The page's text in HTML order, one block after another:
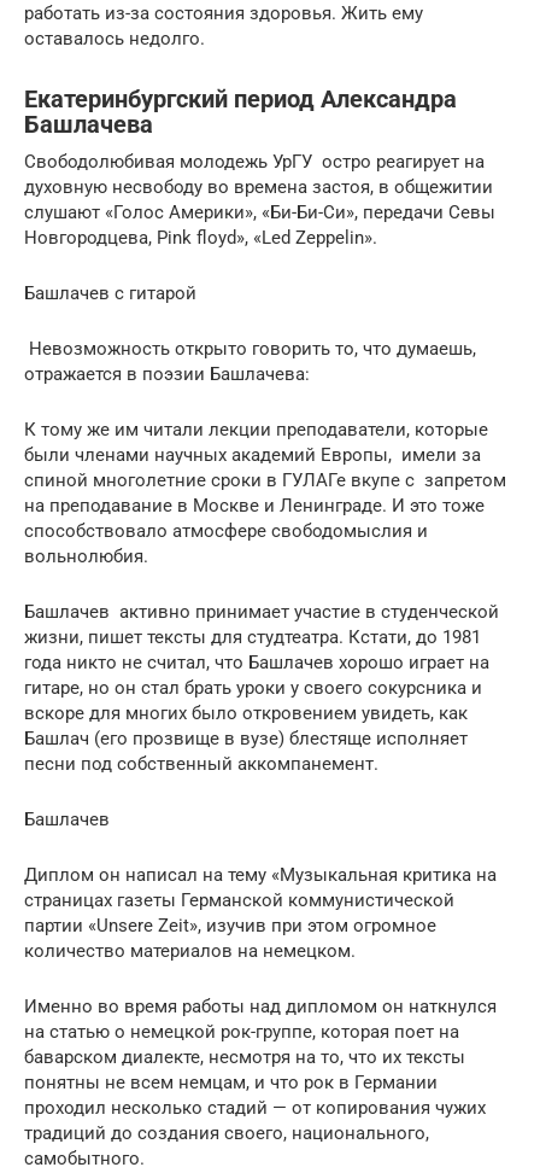
работать из-за состояния здоровья. Жить ему
оставалось недолго.
Екатеринбургский период Александра
Башлачева
Свободолюбивая молодежь УрГУ остро реагирует на
духовную несвободу во времена застоя, в общежитии
слушают «Голос Америки», «Би-Би-Си», передачи Севы
Новгородцева, Pink floyd», «Led Zeppelin».
Башлачев с гитарой
Невозможность открыто говорить то, что думаешь,
отражается в поэзии Башлачева:
К тому же им читали лекции преподаватели, которые
были членами научных академий Европы, имели за
спиной многолетние сроки в ГУЛАГе вкупе с запретом
на преподавание в Москве и Ленинграде. И это тоже
способствовало атмосфере свободомыслия и
вольнолюбия.
Башлачев активно принимает участие в студенческой
жизни, пишет тексты для студтеатра. Кстати, до 1981
года никто не считал, что Башлачев хорошо играет на
гитаре, но он стал брать уроки у своего сокурсника и
вскоре для многих было откровением увидеть, как
Башлач (его прозвище в вузе) блестяще исполняет
песни под собственный аккомпанемент.
Башлачев
Диплом он написал на тему «Музыкальная критика на
страницах газеты Германской коммунистической
партии «Unsere Zeit», изучив при этом огромное
количество материалов на немецком.
Именно во время работы над дипломом он наткнулся
на статью о немецкой рок-группе, которая поет на
баварском диалекте, несмотря на то, что их тексты
понятны не всем немцам, и что рок в Германии
проходил несколько стадий — от копирования чужих
традиций до создания своего, национального,
самобытного.